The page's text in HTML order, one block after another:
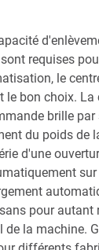
requises
le
le bon choix.
brille par
du poids de
d'une
pour autant
de la machine.